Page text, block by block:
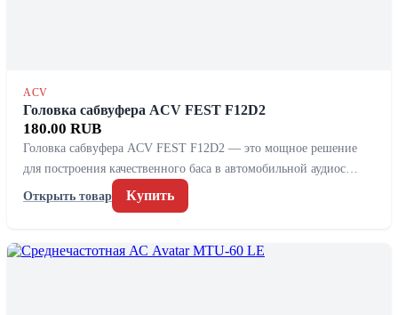
ACV
Головка сабвуфера ACV FEST F12D2
180.00 RUB
Головка сабвуфера ACV FEST F12D2 — это мощное решение
для построения качественного баса в автомобильной аудиос…
Открыть товар
Купить